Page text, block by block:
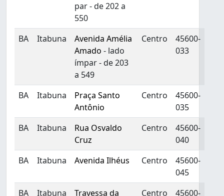
par - de 202 a
550
BA Itabuna
Avenida Amélia
Amado - lado
ímpar - de 203
a 549
Centro
45600-
033
BA Itabuna
Praça Santo
Antônio
Centro
45600-
035
BA
Itabuna
Rua Osvaldo
Cruz
Centro
45600-
040
BA
Itabuna Avenida Ilhéus Centro
45600-
045
BA
Itabuna
Travessa da
Centro
45600-